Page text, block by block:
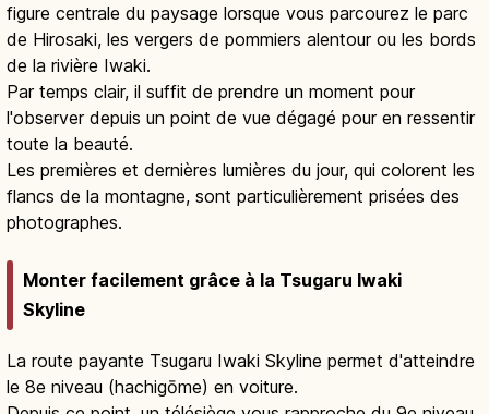
figure centrale du paysage lorsque vous parcourez le parc
de Hirosaki, les vergers de pommiers alentour ou les bords
de la rivière Iwaki.
Par temps clair, il suffit de prendre un moment pour
l'observer depuis un point de vue dégagé pour en ressentir
toute la beauté.
Les premières et dernières lumières du jour, qui colorent les
flancs de la montagne, sont particulièrement prisées des
photographes.
Monter facilement grâce à la Tsugaru Iwaki
Skyline
La route payante Tsugaru Iwaki Skyline permet d'atteindre
le 8e niveau (hachigōme) en voiture.